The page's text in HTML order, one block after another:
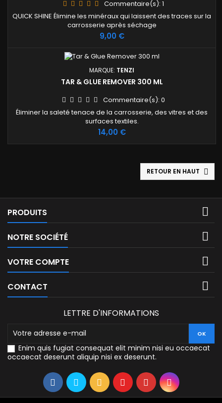
Commentaire(s): 1
QUICK SHINE Élimine les minéraux qui laissent des traces sur la
carrosserie après séchage
Prix
9,00 €
MARQUE: TENZI
TAR & GLUE REMOVER 300 ML
Commentaire(s): 0
Éliminer la saleté tenace de la carrosserie, des vitres et des
surfaces textiles.
Prix
14,00 €
RETOUR EN HAUT 
PRODUITS 
NOTRE SOCIÉTÉ 
VOTRE COMPTE 
CONTACT 
LETTRE D'INFORMATIONS
Enim quis fugiat consequat elit minim nisi eu occaecat
occaecat deserunt aliquip nisi ex deserunt.